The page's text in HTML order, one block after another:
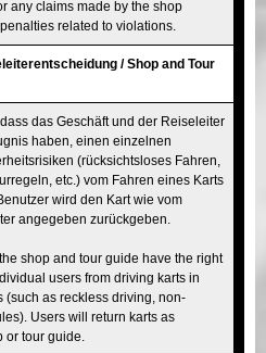
any claims made by the shop
related to violations.
/ Shop and Tour
das Geschäft und der Reiseleiter
haben, einen einzelnen
(rücksichtsloses Fahren,
etc.) vom Fahren eines Karts
wird den Kart wie vom
angegeben zurückgeben.
shop and tour guide have the right
users from driving karts in
(such as reckless driving, non-
Users will return karts as
tour guide.